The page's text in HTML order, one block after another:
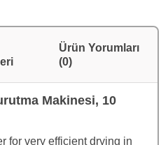
Ürün Yorumları
(0)
Makinesi, 10
for very efficient drying in